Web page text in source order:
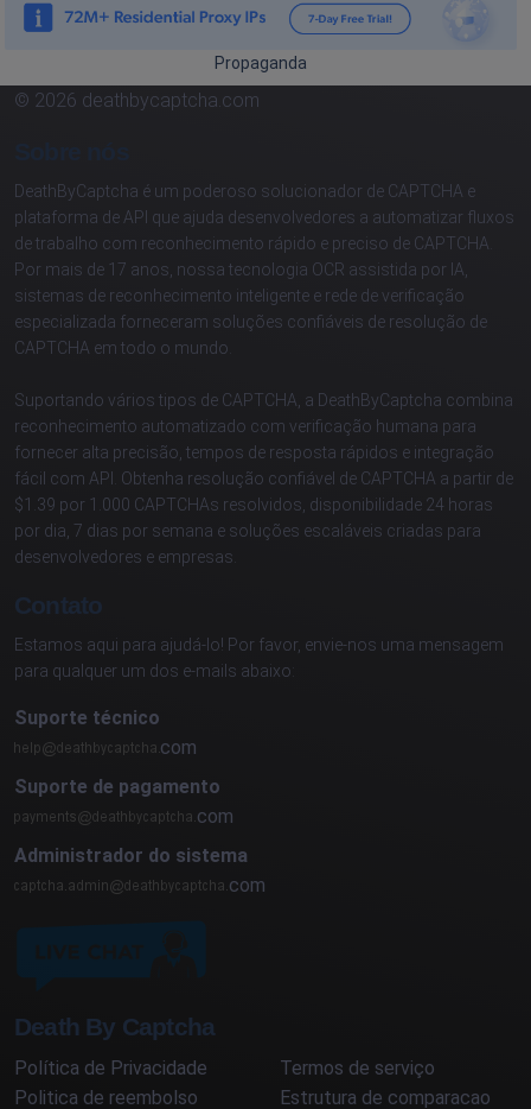
Propaganda
© 2026 deathbycaptcha.com
DeathByCaptcha é um poderoso solucionador de CAPTCHA e
plataforma de API que ajuda desenvolvedores a automatizar fluxos
de trabalho com reconhecimento rápido e preciso de CAPTCHA.
Por mais de 17 anos, nossa tecnologia OCR assistida por IA,
sistemas de reconhecimento inteligente e rede de verificação
especializada forneceram soluções confiáveis de resolução de
CAPTCHA em todo o mundo.
Suportando vários tipos de CAPTCHA, a DeathByCaptcha combina
reconhecimento automatizado com verificação humana para
fornecer alta precisão, tempos de resposta rápidos e integração
fácil com API. Obtenha resolução confiável de CAPTCHA a partir de
$1.39 por 1.000 CAPTCHAs resolvidos, disponibilidade 24 horas
por dia, 7 dias por semana e soluções escaláveis criadas para
desenvolvedores e empresas.
Contato
Estamos aqui para ajudá-lo! Por favor, envie-nos uma mensagem
para qualquer um dos e-mails abaixo:
Suporte técnico
com
Suporte de pagamento
com
Administrador do sistema
com
Death By Captcha
Política de Privacidade
Termos de serviço
Politica de reembolso
Estrutura de comparacao